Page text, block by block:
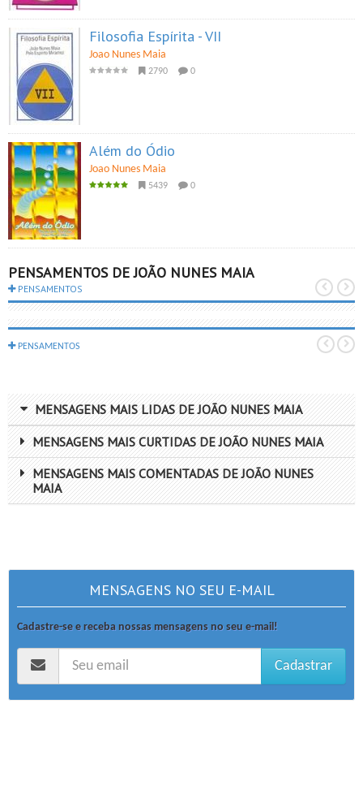
Filosofia Espírita - VII
Joao Nunes Maia
2790 0
Além do Ódio
Joao Nunes Maia
5439 0
PENSAMENTOS DE JOÃO NUNES MAIA
PENSAMENTOS
PENSAMENTOS
MENSAGENS MAIS LIDAS DE JOÃO NUNES MAIA
MENSAGENS MAIS CURTIDAS DE JOÃO NUNES MAIA
MENSAGENS MAIS COMENTADAS DE JOÃO NUNES
MAIA
MENSAGENS NO SEU E-MAIL
Cadastre-se e receba nossas mensagens no seu e-mail!
Cadastrar